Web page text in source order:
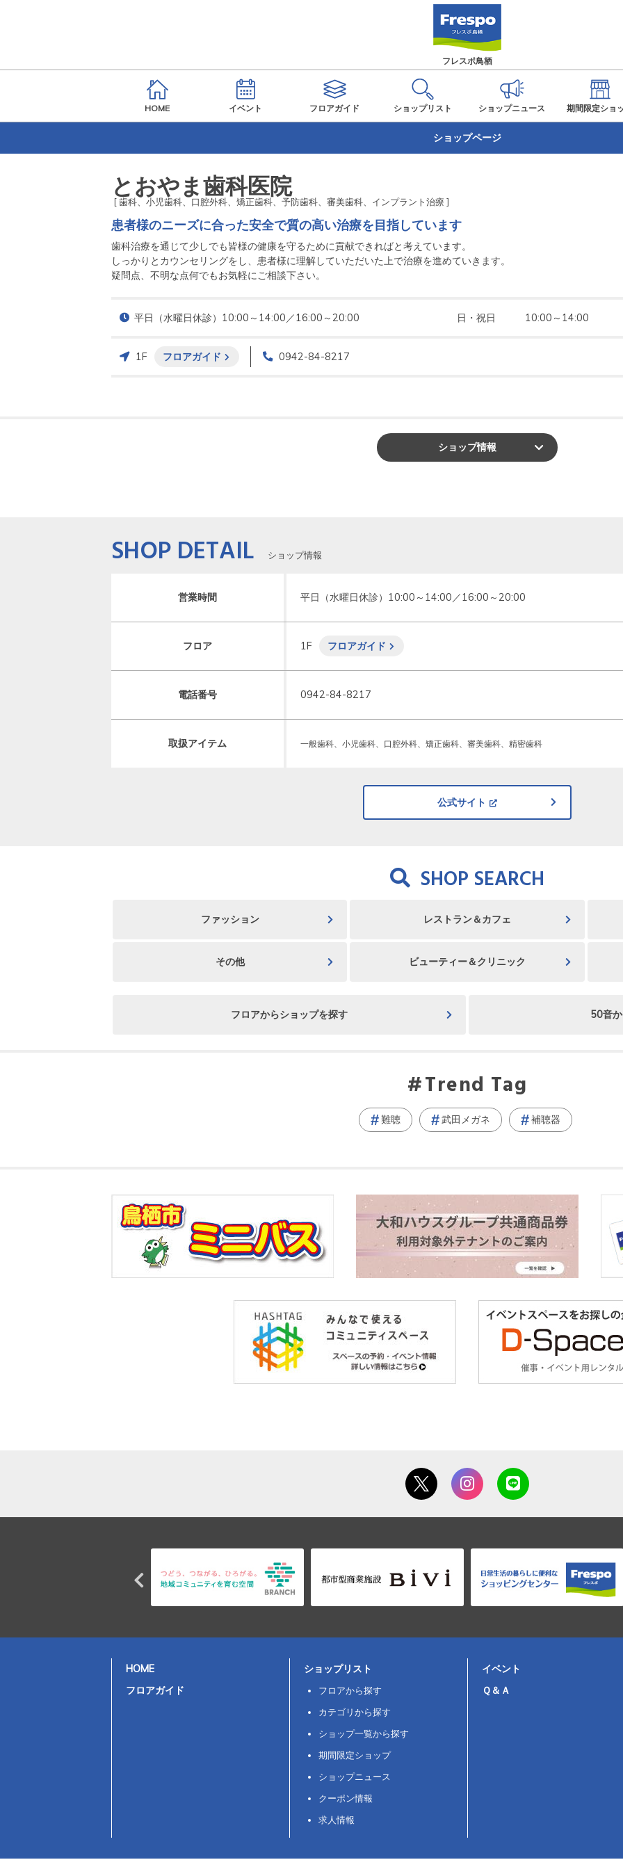
フレスポ鳥栖
HOME イベント フロアガイド ショップリスト ショップニュース 期間限定ショ
ショップページ
とおやま歯科医院
[ 歯科、小児歯科、口腔外科、矯正歯科、予防歯科、審美歯科、インプラント治療 ]
患者様のニーズに合った安全で質の高い治療を目指しています
歯科治療を通じて少しでも皆様の健康を守るために貢献できればと考えています。
しっかりとカウンセリングをし、患者様に理解していただいた上で治療を進めていきます。
疑問点、不明な点何でもお気軽にご相談下さい。
平日（水曜日休診）10:00～14:00／16:00～20:00　　　　　　　　　　日・祝日　　　10:00～14:00
1F フロアガイド 0942-84-8217
ショップ情報
SHOP DETAIL ショップ情報
営業時間 平日（水曜日休診）10:00～14:00／16:00～20:00　　　　　　　　　
フロア 1F フロアガイド
電話番号 0942-84-8217
取扱アイテム 一般歯科、小児歯科、口腔外科、矯正歯科、審美歯科、精密歯科
公式サイト
SHOP SEARCH
ファッション レストラン＆カフェ
その他 ビューティー＆クリニック
フロアからショップを探す 50音
Trend Tag
難聴 武田メガネ 補聴器
HOME
フロアガイド
ショップリスト
フロアから探す
カテゴリから探す
ショップ一覧から探す
期間限定ショップ
ショップニュース
クーポン情報
求人情報
イベント
Ｑ＆Ａ